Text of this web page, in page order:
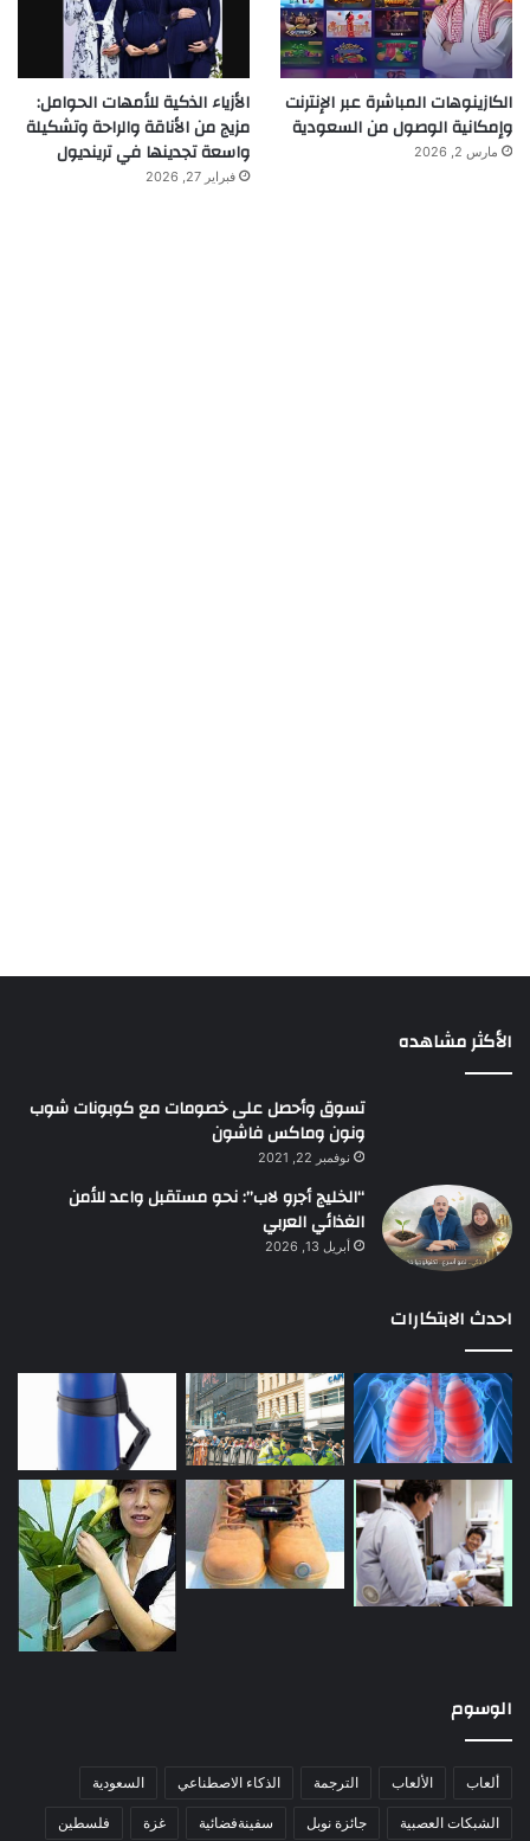
الكازينوهات المباشرة عبر الإنترنت
وإمكانية الوصول من السعودية
مارس 2, 2026
الأزياء الذكية للأمهات الحوامل:
مزيج من الأناقة والراحة وتشكيلة
واسعة تجدينها في ترينديول
فبراير 27, 2026
الأكثر مشاهده
تسوق وأحصل على خصومات مع كوبونات شوب
ونون وماكس فاشون
نوفمبر 22, 2021
“الخليج أجرو لاب”: نحو مستقبل واعد للأمن
الغذائي العربي
أبريل 13, 2026
احدث الابتكارات
الوسوم
ألعاب الألعاب الترجمة الذكاء الاصطناعي السعودية
الشبكات العصبية جائزة نوبل سفينةفضائية غزة فلسطين